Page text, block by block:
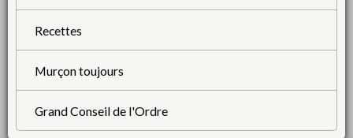
Recettes
Murçon toujours
Grand Conseil de l'Ordre